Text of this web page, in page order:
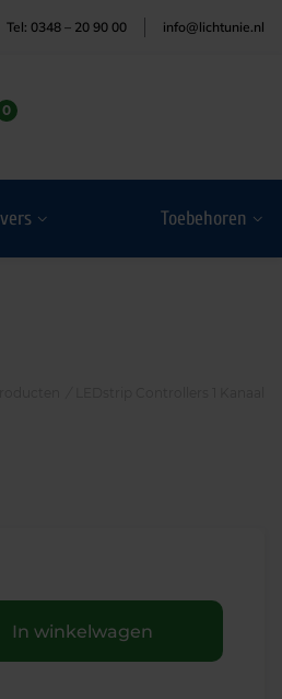
Tel: 0348 – 20 90 00 info@lichtunie.nl
0
Toebehoren
In winkelwagen